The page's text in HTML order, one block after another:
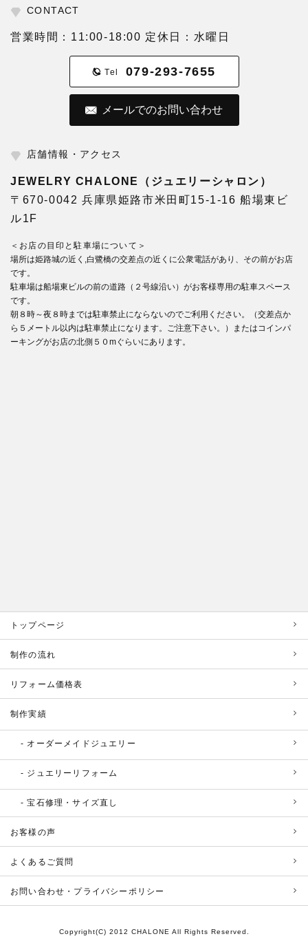
CONTACT
営業時間：11:00-18:00 定休日：水曜日
Tel 079-293-7655
メールでのお問い合わせ
店舗情報・アクセス
JEWELRY CHALONE（ジュエリーシャロン）
〒670-0042 兵庫県姫路市米田町15-1-16 船場東ビ
ル1F
＜お店の目印と駐車場について＞
場所は姫路城の近く,白鷺橋の交差点の近くに公衆電話があり、その前がお店
です。
駐車場は船場東ビルの前の道路（２号線沿い）がお客様専用の駐車スペース
です。
朝８時～夜８時までは駐車禁止にならないのでご利用ください。（交差点か
ら５メートル以内は駐車禁止になります。ご注意下さい。）またはコインパ
ーキングがお店の北側５０mぐらいにあります。
トップページ
制作の流れ
リフォーム価格表
制作実績
オーダーメイドジュエリー
ジュエリーリフォーム
宝石修理・サイズ直し
お客様の声
よくあるご質問
お問い合わせ・プライバシーポリシー
Copyright(C) 2012 CHALONE All Rights Reserved.